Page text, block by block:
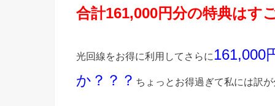
合計161,000円分の特典はす
光回線をお得に利用してさらに161,000
か？？？ ちょっとお得過ぎて私には訳